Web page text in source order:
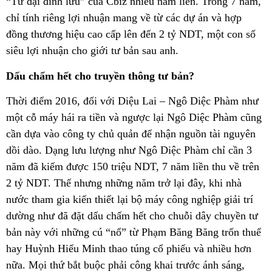
chỉ tính riêng lợi nhuận mang về từ các dự án và hợp
đồng thương hiệu cao cấp lên đến 2 tỷ NDT, một con số
siêu lợi nhuận cho giới tư bản sau anh.
Dấu chấm hết cho truyền thông tư bản?
Thời điểm 2016, đối với Diệu Lai – Ngô Diệc Phàm như
một cỗ máy hái ra tiền và ngược lại Ngô Diệc Phàm cũng
cần dựa vào công ty chủ quản để nhận nguồn tài nguyên
dồi dào. Dạng lưu lượng như Ngô Diệc Phàm chỉ cần 3
năm đã kiếm được 150 triệu NDT, 7 năm liền thu về trên
2 tỷ NDT. Thế nhưng những năm trở lại đây, khi nhà
nước tham gia kiến thiết lại bộ máy công nghiệp giải trí
dường như đã đặt dấu chấm hết cho chuỗi dây chuyền tư
bản này với những cú “nổ” từ Phạm Băng Băng trốn thuế
hay Huỳnh Hiểu Minh thao túng cổ phiếu và nhiều hơn
nữa. Mọi thứ bắt buộc phải công khai trước ánh sáng,